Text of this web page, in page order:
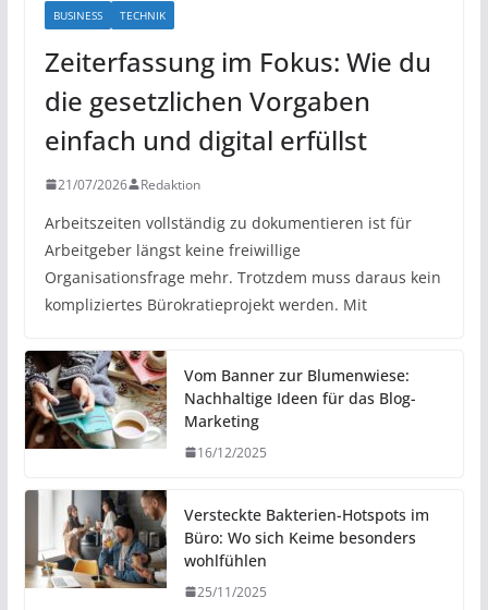
BUSINESS TECHNIK
Zeiterfassung im Fokus: Wie du
die gesetzlichen Vorgaben
einfach und digital erfüllst
21/07/2026 Redaktion
Arbeitszeiten vollständig zu dokumentieren ist für
Arbeitgeber längst keine freiwillige
Organisationsfrage mehr. Trotzdem muss daraus kein
kompliziertes Bürokratieprojekt werden. Mit
Vom Banner zur Blumenwiese:
Nachhaltige Ideen für das Blog-
Marketing
16/12/2025
Versteckte Bakterien-Hotspots im
Büro: Wo sich Keime besonders
wohlfühlen
25/11/2025